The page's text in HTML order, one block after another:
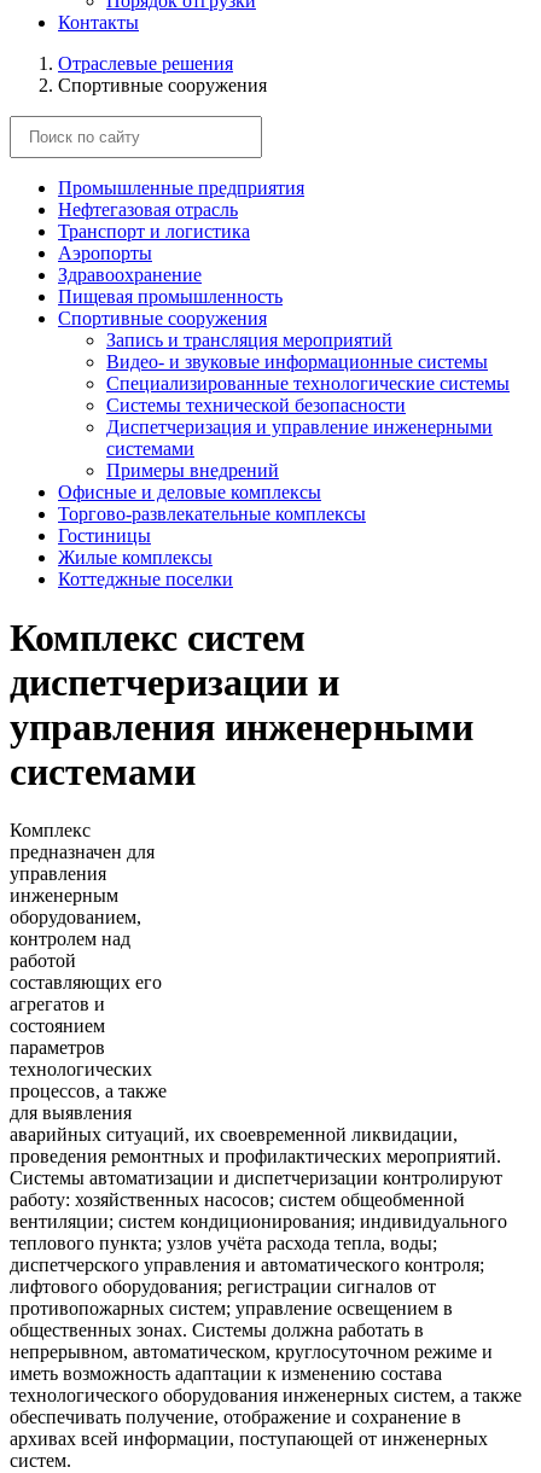
Контакты
Отраслевые решения
Спортивные сооружения
Промышленные предприятия
Нефтегазовая отрасль
Транспорт и логистика
Аэропорты
Здравоохранение
Пищевая промышленность
Спортивные сооружения
Запись и трансляция мероприятий
Видео- и звуковые информационные системы
Специализированные технологические системы
Системы технической безопасности
Диспетчеризация и управление инженерными
системами
Примеры внедрений
Офисные и деловые комплексы
Торгово-развлекательные комплексы
Гостиницы
Жилые комплексы
Коттеджные поселки
Комплекс систем
диспетчеризации и
управления инженерными
системами
Комплекс
предназначен для
управления
инженерным
оборудованием,
контролем над
работой
составляющих его
агрегатов и
состоянием
параметров
технологических
процессов, а также
для выявления
аварийных ситуаций, их своевременной ликвидации,
проведения ремонтных и профилактических мероприятий.
Системы автоматизации и диспетчеризации контролируют
работу: хозяйственных насосов; систем общеобменной
вентиляции; систем кондиционирования; индивидуального
теплового пункта; узлов учёта расхода тепла, воды;
диспетчерского управления и автоматического контроля;
лифтового оборудования; регистрации сигналов от
противопожарных систем; управление освещением в
общественных зонах. Системы должна работать в
непрерывном, автоматическом, круглосуточном режиме и
иметь возможность адаптации к изменению состава
технологического оборудования инженерных систем, а также
обеспечивать получение, отображение и сохранение в
архивах всей информации, поступающей от инженерных
систем.